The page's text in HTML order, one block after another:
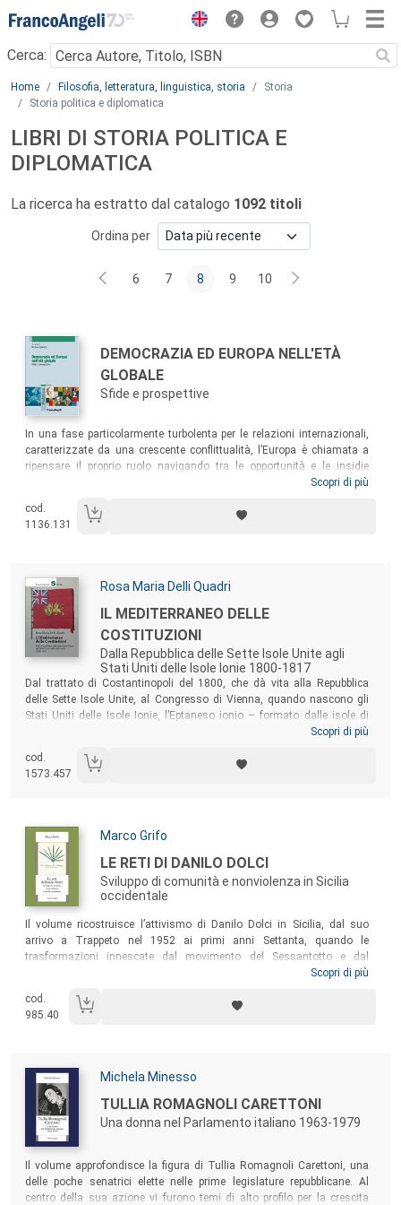
Menu
Cerca:
Main content
Home Filosofia, letteratura, linguistica, storia
Storia
Storia politica e diplomatica
LIBRI DI STORIA POLITICA E
DIPLOMATICA
La ricerca ha estratto dal catalogo 1092 titoli
Ordina per
6 7 8 9 10
Autori:
Titolo:
DEMOCRAZIA ED EUROPA NELL'ETÀ
GLOBALE
Sfide e prospettive
Sommario:
In una fase particolarmente turbolenta per le relazioni internazionali,
caratterizzate da una crescente conflittualità, l’Europa è chiamata a
ripensare il proprio ruolo navigando tra le opportunità e le insidie
dell’età globale. La crisi ecologica, la rivoluzione digitale, i flussi
immediate vicinanze sono le sfide più urgenti della nostra epoca, alle
quali l’UE potrà fornire risposte efficaci solo dopo aver sciolto alcuni
Scopri di più
cod.
1136.131
Autori:
Rosa Maria Delli Quadri
Titolo:
IL MEDITERRANEO DELLE
COSTITUZIONI
Dalla Repubblica delle Sette Isole Unite agli
Stati Uniti delle Isole Ionie 1800-1817
Sommario:
Dal trattato di Costantinopoli del 1800, che dà vita alla Repubblica
delle Sette Isole Unite, al Congresso di Vienna, quando nascono gli
Stati Uniti delle Isole Ionie, l’Eptaneso ionio – formato dalle isole di
Corfù, Cefalonia, Zante, Itaca, Santa Maura, Cerigo e Paxò –
euromediterranee. Il libro ripercorre le vicende politiche delle sette isole
alla luce delle trasformazioni dovute all’arrivo dei francesi nel 1797 e,
Scopri di più
cod.
1573.457
Autori:
Marco Grifo
Titolo:
LE RETI DI DANILO DOLCI
Sviluppo di comunità e nonviolenza in Sicilia
occidentale
Sommario:
Il volume ricostruisce l’attivismo di Danilo Dolci in Sicilia, dal suo
arrivo a Trappeto nel 1952 ai primi anni Settanta, quando le
trasformazioni innescate dal movimento del Sessantotto e dal
terremoto del Belice lo condussero a dedicarsi principalmente
pratica nonviolenta e i progetti di sviluppo socio-economico della Sicilia
occidentale ai quali volle dedicarsi esercitarono una singolare
Scopri di più
cod.
985.40
Autori:
Michela Minesso
Titolo:
TULLIA ROMAGNOLI CARETTONI
Una donna nel Parlamento italiano 1963-1979
Sommario:
Il volume approfondisce la figura di Tullia Romagnoli Carettoni, una
delle poche senatrici elette nelle prime legislature repubblicane. Al
centro della sua azione vi furono temi di alto profilo per la crescita